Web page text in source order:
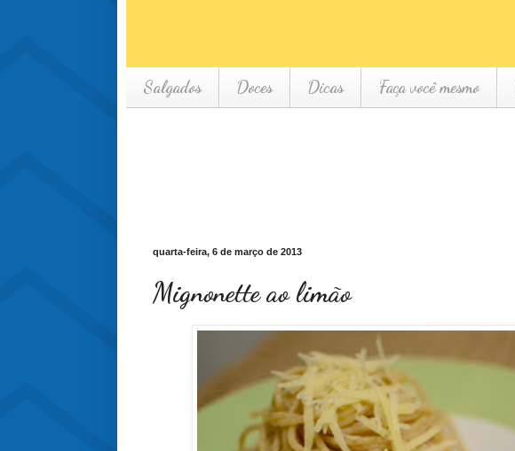
Salgados Doces Dicas Faça você mesmo
quarta-feira, 6 de março de 2013
Mignonette ao limão